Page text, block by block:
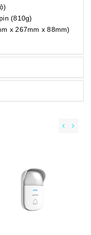
(810g)
x 267mm x 88mm)